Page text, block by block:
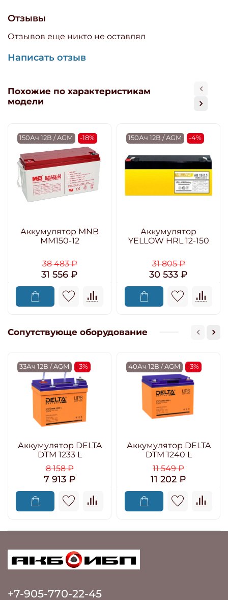
Отзывы
Отзывов еще никто не оставлял
Написать отзыв
Похожие по характеристикам
модели
150Ач 12В / AGM -18%
Аккумулятор MNB
MM150-12
38 483 ₽
31 556 ₽
150Ач 12В / AGM -4%
Аккумулятор
YELLOW HRL 12-150
31 805 ₽
30 533 ₽
Сопутствующе оборудование
33Ач 12В / AGM -3%
Аккумулятор DELTA
DTM 1233 L
8 158 ₽
7 913 ₽
40Ач 12В / AGM -3%
Аккумулятор DELTA
DTM 1240 L
11 549 ₽
11 202 ₽
+7-905-770-22-45